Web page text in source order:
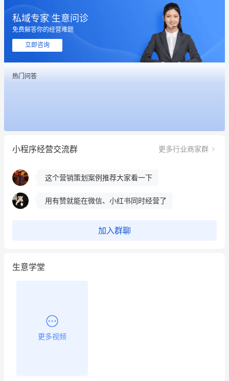
私域专家 生意问诊
免费解答你的经营难题
立即咨询
热门问答
小程序经营交流群 更多行业商家群
这个营销策划案例推荐大家看一下
用有赞就能在微信、小红书同时经营了
冰墩墩货源充足需要的联系我
这个营销策划案例推荐大家看一下
用有赞就能在微信、小红书同时经营了
餐饮也得靠私域和服务提高竞争力
加入群聊
生意学堂
更多视频